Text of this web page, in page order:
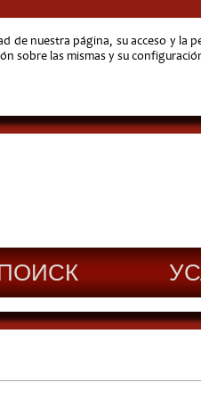
de nuestra página, su acceso y la
las mismas y su